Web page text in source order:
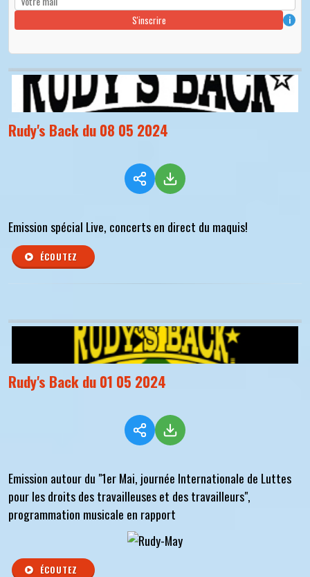
S'inscrire i
Rudy's Back du 08 05 2024
Emission spécial Live, concerts en direct du maquis!
ÉCOUTEZ
Rudy's Back du 01 05 2024
Emission autour du "1er Mai, journée Internationale de Luttes
pour les droits des travailleuses et des travailleurs",
programmation musicale en rapport
ÉCOUTEZ